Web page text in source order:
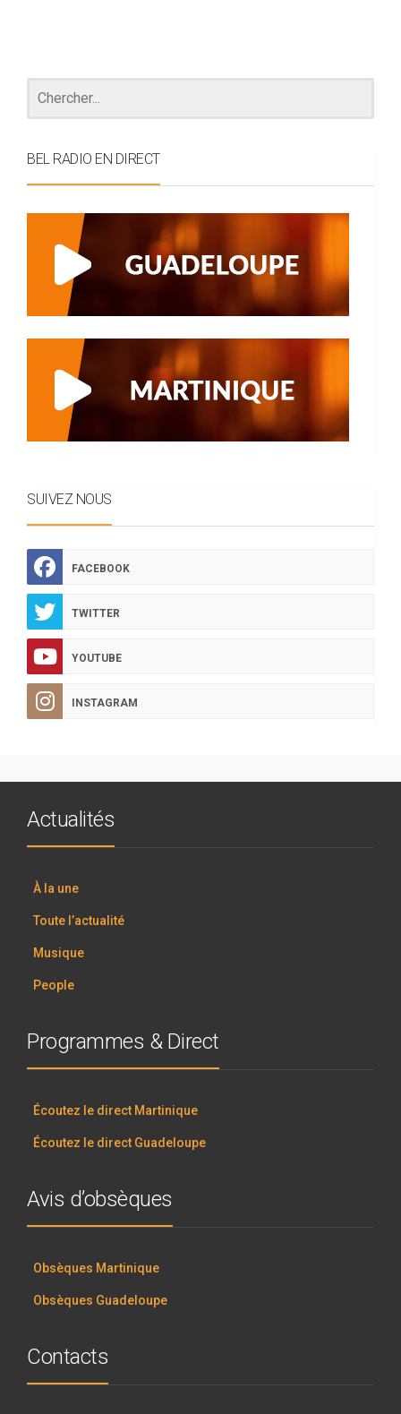
BEL RADIO EN DIRECT
SUIVEZ NOUS
FACEBOOK
TWITTER
YOUTUBE
INSTAGRAM
Actualités
À la une
Toute l’actualité
Musique
People
Programmes & Direct
Écoutez le direct Martinique
Écoutez le direct Guadeloupe
Avis d’obsèques
Obsèques Martinique
Obsèques Guadeloupe
Contacts